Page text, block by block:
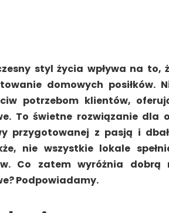
styl życia wpływa na
domowych posiłków.
potrzebom klientów,
To świetne rozwiązanie dla
przygotowanej z pasją i
nie wszystkie lokale
Co zatem wyróżnia dobrą
Podpowiadamy.